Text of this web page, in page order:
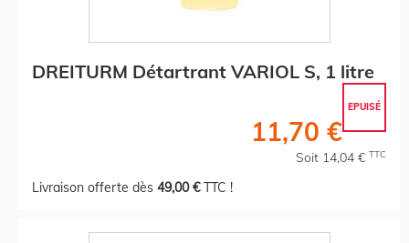
DREITURM Détartrant VARIOL S, 1 litre
EPUISÉ
11,70 €
Soit 14,04 € TTC
Livraison offerte dès 49,00 €TTC !